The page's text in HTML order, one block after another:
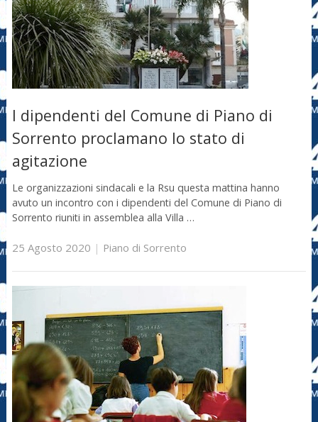
I dipendenti del Comune di Piano di
Sorrento proclamano lo stato di
agitazione
Le organizzazioni sindacali e la Rsu questa mattina hanno
avuto un incontro con i dipendenti del Comune di Piano di
Sorrento riuniti in assemblea alla Villa …
25 Agosto 2020 | Piano di Sorrento